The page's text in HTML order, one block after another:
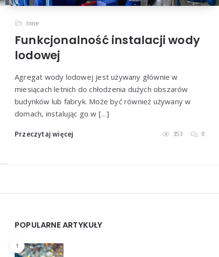
Inne
Funkcjonalność instalacji wody
lodowej
Agregat wody lodowej jest używany głównie w
miesiącach letnich do chłodzenia dużych obszarów
budynków lub fabryk. Może być również używany w
domach, instalując go w […]
Przeczytaj więcej 353 0
POPULARNE ARTYKUŁY
1